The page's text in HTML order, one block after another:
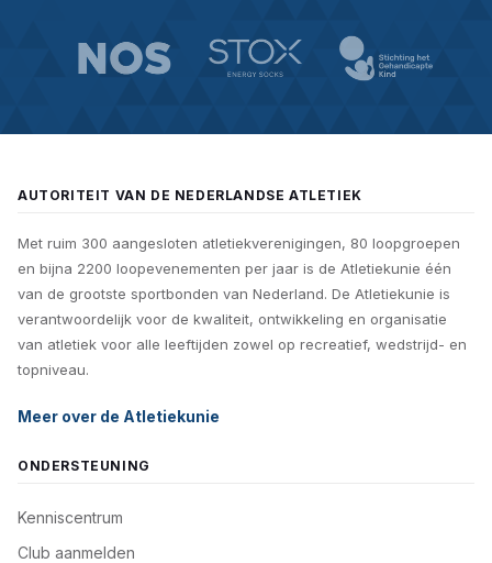
AUTORITEIT VAN DE NEDERLANDSE ATLETIEK
Met ruim 300 aangesloten atletiekverenigingen, 80 loopgroepen
en bijna 2200 loopevenementen per jaar is de Atletiekunie één
van de grootste sportbonden van Nederland. De Atletiekunie is
verantwoordelijk voor de kwaliteit, ontwikkeling en organisatie
van atletiek voor alle leeftijden zowel op recreatief, wedstrijd- en
topniveau.
Meer over de Atletiekunie
ONDERSTEUNING
Kenniscentrum
Club aanmelden